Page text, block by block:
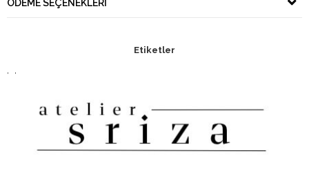
ÖDEME SEÇENEKLERI
Etiketler
,
,